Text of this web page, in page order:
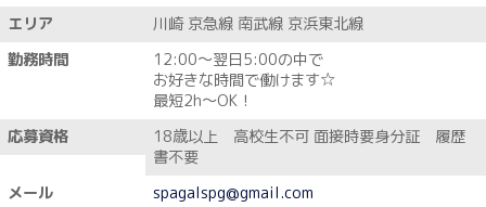
エリア
川崎 京急線 南武線 京浜東北線
勤務時間
12:00～翌日5:00の中で
お好きな時間で働けます☆
最短2h～OK！
応募資格
18歳以上 高校生不可 面接時要身分証 履歴
書不要
メール
spagalspg@gmail.com